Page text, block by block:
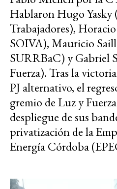
Hablaron Hugo Yasky
Trabajadores),
SOIVA), Mauricio
SURRBaC) y Gabriel
Fuerza). Tras la
PJ alternativo, el
gremio de Luz y
despliegue de sus
privatización de la
Energía Córdoba